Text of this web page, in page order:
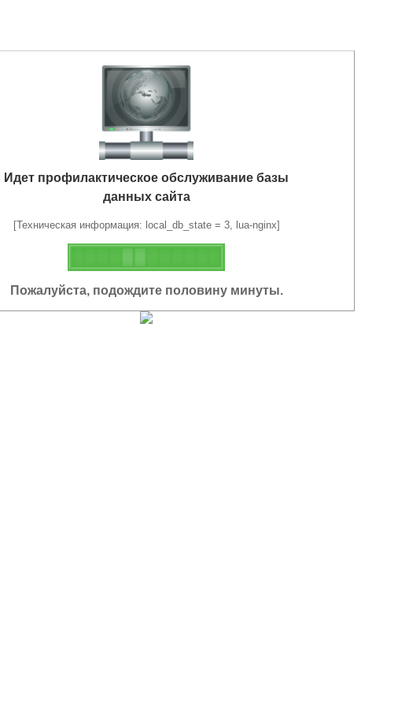
Идет профилактическое обслуживание базы
данных сайта
[Техническая информация: local_db_state = 3, lua-nginx]
Пожалуйста, подождите половину минуты.